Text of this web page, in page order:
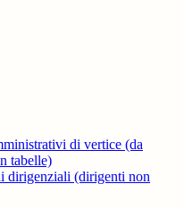
di vertice (da
tabelle)
dirigenziali (dirigenti non